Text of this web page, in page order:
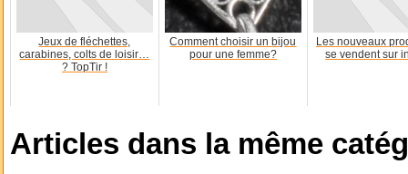
Jeux de fléchettes,
carabines, colts de loisir…
? TopTir !
Comment choisir un bijou
pour une femme?
Les nouveaux
se vendent sur
Articles dans la même